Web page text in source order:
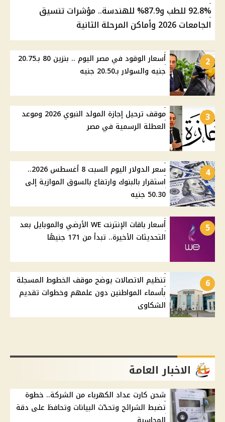
92.8% للطب و87.9% للهندسة.. مؤشرات تنسيق
الجامعات 2026 وأماكن المرحلة الثانية
2
أسعار الوقود في مصر اليوم .. بنزين 80 بـ20.75
جنيه والسولار بـ20.50 جنيه
3
موقف ترحيل إجازة المولد النبوي 2026 وموعد
العطلة الرسمية في مصر
4
سعر الدولار اليوم السبت 8 أغسطس 2026..
استقرار بالبنوك وارتفاع بالسوق الموازية إلى
50.30 جنيه
5
أسعار باقات الإنترنت WE الأرضي والموبايل بعد
التحديثات الأخيرة.. تبدأ من 171 جنيهًا
6
تنظيم الاتصالات يوضح موقف الخطوط المسجلة
بأسماء المواطنين دون علمهم وخطوات تقديم
الشكاوى
الاخبار العامة
شحن كارت عداد الكهرباء من الشركة.. خطوة
تضبط الشرائح وتحدّث البيانات وتحافظ على دقة